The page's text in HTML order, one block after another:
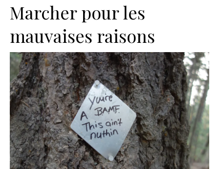
Marcher pour les
mauvaises raisons